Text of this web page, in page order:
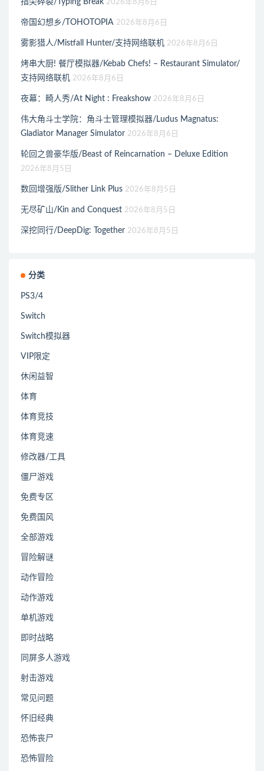
指尖碎裂/Typing Break 2026年8月6日
帝国幻想乡/TOHOTOPIA 2026年8月6日
雾影猎人/Mistfall Hunter/支持网络联机 2026年8月6日
烤串大厨! 餐厅模拟器/Kebab Chefs! – Restaurant Simulator/
支持网络联机 2026年8月6日
夜幕：畸人秀/At Night : Freakshow 2026年8月6日
伟大角斗士学院：角斗士管理模拟器/Ludus Magnatus:
Gladiator Manager Simulator 2026年8月6日
轮回之兽豪华版/Beast of Reincarnation – Deluxe Edition
2026年8月5日
数回增强版/Slither Link Plus 2026年8月5日
无尽矿山/Kin and Conquest 2026年8月5日
深挖同行/DeepDig: Together 2026年8月5日
分类
PS3/4
Switch
Switch模拟器
VIP限定
休闲益智
体育
体育竞技
体育竞速
修改器/工具
僵尸游戏
免费专区
免费国风
全部游戏
冒险解谜
动作冒险
动作游戏
单机游戏
即时战略
同屏多人游戏
射击游戏
常见问题
怀旧经典
恐怖丧尸
恐怖冒险